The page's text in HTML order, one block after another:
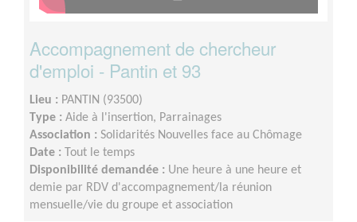
Accompagnement de chercheur
d'emploi - Pantin et 93
Lieu : PANTIN (93500)
Type : Aide à l'insertion, Parrainages
Association : Solidarités Nouvelles face au Chômage
Date :
Tout le temps
Disponibilité demandée : Une heure à une heure et
demie par RDV d'accompagnement/la réunion
mensuelle/vie du groupe et association